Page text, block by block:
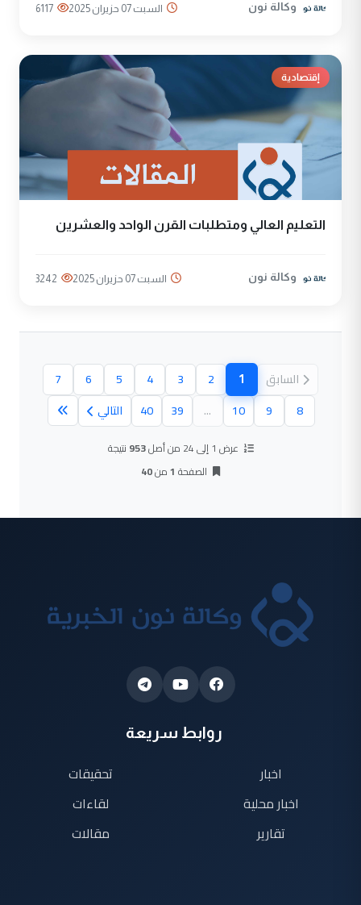
وكالة نون السبت 07 حزيران 2025 6117
إقتصادية
التعليم العالي ومتطلبات القرن الواحد والعشرين
وكالة نون السبت 07 حزيران 2025 3242
السابق 1
(الصفحة الحالية)
2
3
4
5
6
7
8
9
10
...
39
40 التالي
عرض 1 إلى 24 من أصل 953 نتيجة
الصفحة 1من40
روابط سريعة
اخبار
اخبار محلية
تقارير
تحقيقات
لقاءات
مقالات